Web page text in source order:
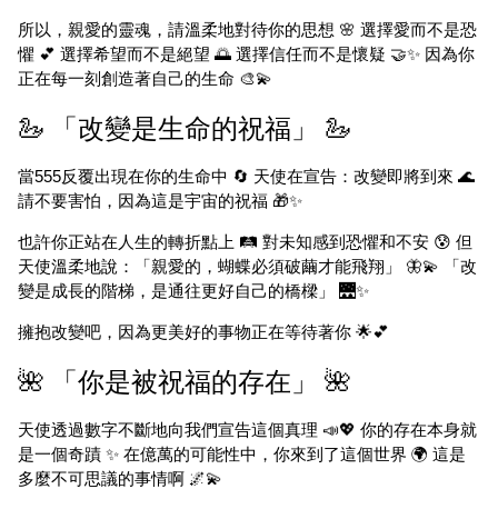
所以，親愛的靈魂，請溫柔地對待你的思想 🌸 選擇愛而不是恐
懼 💕 選擇希望而不是絕望 🌅 選擇信任而不是懷疑 🤝✨ 因為你
正在每一刻創造著自己的生命 🎨💫
🦢 「改變是生命的祝福」 🦢
當555反覆出現在你的生命中 🔄 天使在宣告：改變即將到來 🌊
請不要害怕，因為這是宇宙的祝福 🎁✨
也許你正站在人生的轉折點上 🛤️ 對未知感到恐懼和不安 😰 但
天使溫柔地說：「親愛的，蝴蝶必須破繭才能飛翔」 🦋💫 「改
變是成長的階梯，是通往更好自己的橋樑」 🌉✨
擁抱改變吧，因為更美好的事物正在等待著你 🌟💕
🌺 「你是被祝福的存在」 🌺
天使透過數字不斷地向我們宣告這個真理 📣💖 你的存在本身就
是一個奇蹟 ✨ 在億萬的可能性中，你來到了這個世界 🌍 這是
多麼不可思議的事情啊 🌌💫